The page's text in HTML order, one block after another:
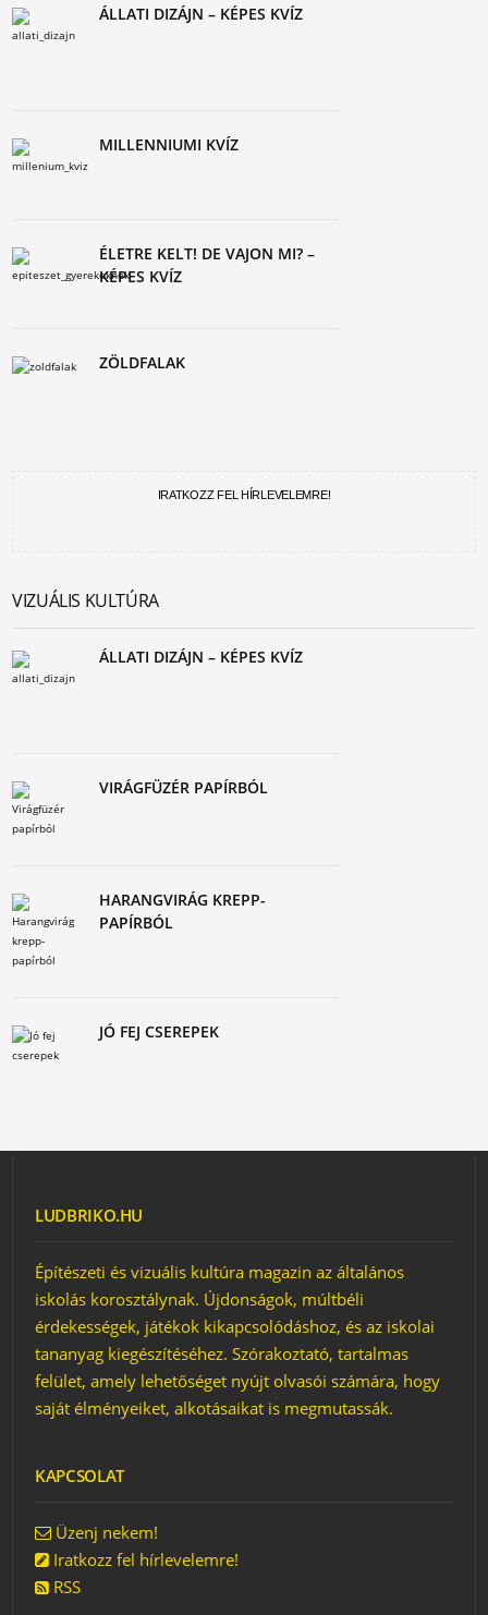
ÁLLATI DIZÁJN – KÉPES KVÍZ
MILLENNIUMI KVÍZ
ÉLETRE KELT! DE VAJON MI? –
KÉPES KVÍZ
ZÖLDFALAK
IRATKOZZ FEL HÍRLEVELEMRE!
VIZUÁLIS KULTÚRA
ÁLLATI DIZÁJN – KÉPES KVÍZ
VIRÁGFÜZÉR PAPÍRBÓL
HARANGVIRÁG KREPP-
PAPÍRBÓL
JÓ FEJ CSEREPEK
LUDBRIKO.HU
Építészeti és vizuális kultúra magazin az általános
iskolás korosztálynak. Újdonságok, múltbéli
érdekességek, játékok kikapcsolódáshoz, és az iskolai
tananyag kiegészítéséhez. Szórakoztató, tartalmas
felület, amely lehetőséget nyújt olvasói számára, hogy
saját élményeiket, alkotásaikat is megmutassák.
KAPCSOLAT
Üzenj nekem!
Iratkozz fel hírlevelemre!
RSS